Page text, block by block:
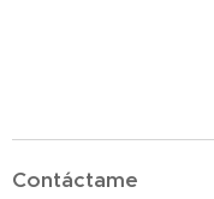
Contáctame